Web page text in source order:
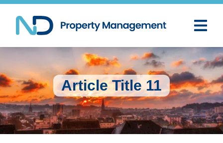
Article Title 11